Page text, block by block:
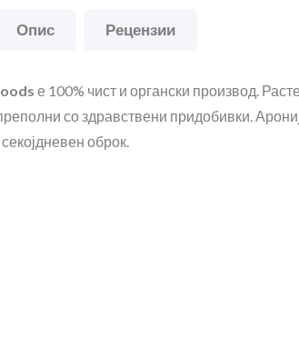
Опис Рецензии
е 100% чист и органски производ.
со здравствени придобивки.
оброк.